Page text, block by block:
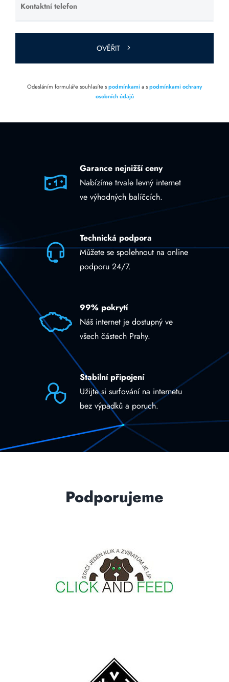
Kontaktní telefon
Ponechte
toto pole
prázdné.
OVĚŘIT
Odesláním formuláře souhlasíte spodmínkamia spodmínkami ochrany
osobních údajů
Garance nejnižší ceny
Nabízíme trvale levný internet
ve výhodných balíčcích.
Technická podpora
Můžete se spolehnout na online
podporu 24/7.
99% pokrytí
Náš internet je dostupný ve
všech částech Prahy.
Stabilní připojení
Užijte si surfování na internetu
bez výpadků a poruch.
Podporujeme